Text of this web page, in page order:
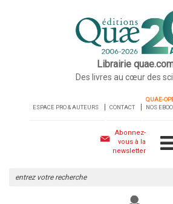
Librairie
Des livres au cœur des
ESPACE PRO & AUTEURS CONTACT
QUAE-
NOS
Abonnez-
vous à la
newsletter
le